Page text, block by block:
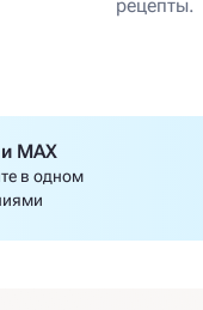
рецепты.
MAX
в одном